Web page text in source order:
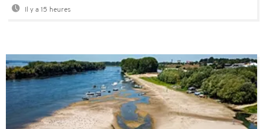
Il y a 15 heures